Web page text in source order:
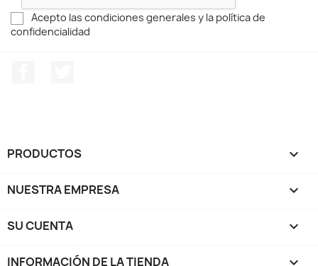
Acepto las condiciones generales y la política de
confidencialidad
PRODUCTOS 
NUESTRA EMPRESA 
SU CUENTA 
INFORMACIÓN DE LA TIENDA keyboard_arrow_down